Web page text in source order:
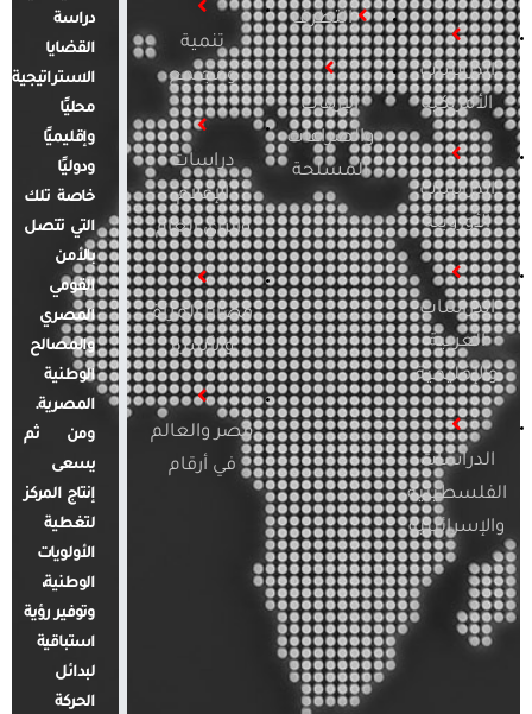
الدراسات
الأمريكية
الدراسات
الأوروبية
الدراسات
العربية
والإقليمية
الدراسات
الفلسطينية
والإسرائيلية
التطرف
الإرهاب
والصراعات
المسلحة
تنمية
ومجتمع
دراسات
الإعلام
والرأي العام
قضايا المرأة
والأسرة
مصر والعالم
في أرقام
دراسة
القضايا
الاستراتيجية
محليًا
وإقليميًا
ودوليًا
خاصة تلك
التي تتصل
بالأمن
القومي
المصري
والمصالح
الوطنية
المصرية.
ومن ثم
يسعى
إنتاج المركز
لتغطية
الأولويات
الوطنية،
وتوفير رؤية
استباقية
لبدائل
الحركة